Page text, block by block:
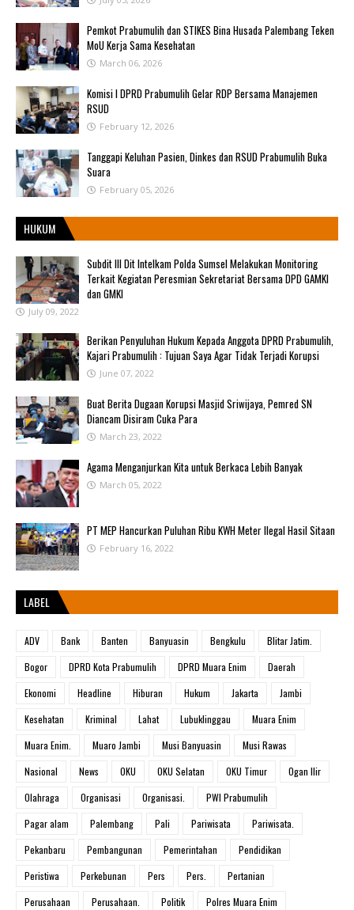
Pemkot Prabumulih dan STIKES Bina Husada Palembang Teken
MoU Kerja Sama Kesehatan
March 06, 2026
Komisi I DPRD Prabumulih Gelar RDP Bersama Manajemen
RSUD
February 12, 2026
Tanggapi Keluhan Pasien, Dinkes dan RSUD Prabumulih Buka
Suara
February 05, 2026
HUKUM
Subdit III Dit Intelkam Polda Sumsel Melakukan Monitoring
Terkait Kegiatan Peresmian Sekretariat Bersama DPD GAMKI
dan GMKI
July 09, 2022
Berikan Penyuluhan Hukum Kepada Anggota DPRD Prabumulih,
Kajari Prabumulih : Tujuan Saya Agar Tidak Terjadi Korupsi
June 07, 2022
Buat Berita Dugaan Korupsi Masjid Sriwijaya, Pemred SN
Diancam Disiram Cuka Para
March 23, 2022
Agama Menganjurkan Kita untuk Berkaca Lebih Banyak
March 05, 2022
PT MEP Hancurkan Puluhan Ribu KWH Meter Ilegal Hasil Sitaan
February 16, 2022
LABEL
ADV Bank Banten Banyuasin Bengkulu
Blitar Jatim.
Bogor
DPRD Kota Prabumulih DPRD Muara Enim
Daerah
Ekonomi
Headline Hiburan Hukum Jakarta
Jambi
Kesehatan
Kriminal Lahat Lubuklinggau
Muara Enim
Muara Enim.
Muaro Jambi Musi Banyuasin
Musi Rawas
Nasional
News OKU OKU Selatan OKU Timur
Ogan Ilir
Olahraga
Organisasi Organisasi.
PWI Prabumulih
Pagar alam
Palembang Pali Pariwisata
Pariwisata.
Pekanbaru
Pembangunan Pemerintahan
Pendidikan
Peristiwa
Perkebunan Pers Pers.
Pertanian
Perusahaan
Perusahaan. Politik
Polres Muara Enim